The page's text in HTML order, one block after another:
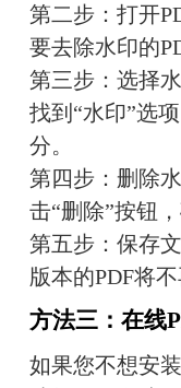
第二步：打开
要去除水印的
第三步：选择
找到“水印”选
分。
第四步：删除
击“删除”按钮，
第五步：保存
版本的PDF将不
方法三：在线
如果您不想安